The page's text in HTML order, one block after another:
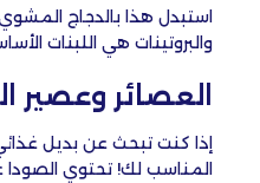
استبدل هذا بالدجاج
والبروتينات هي اللبنات
العصائر وعصير
المناسب لك! تحتوي